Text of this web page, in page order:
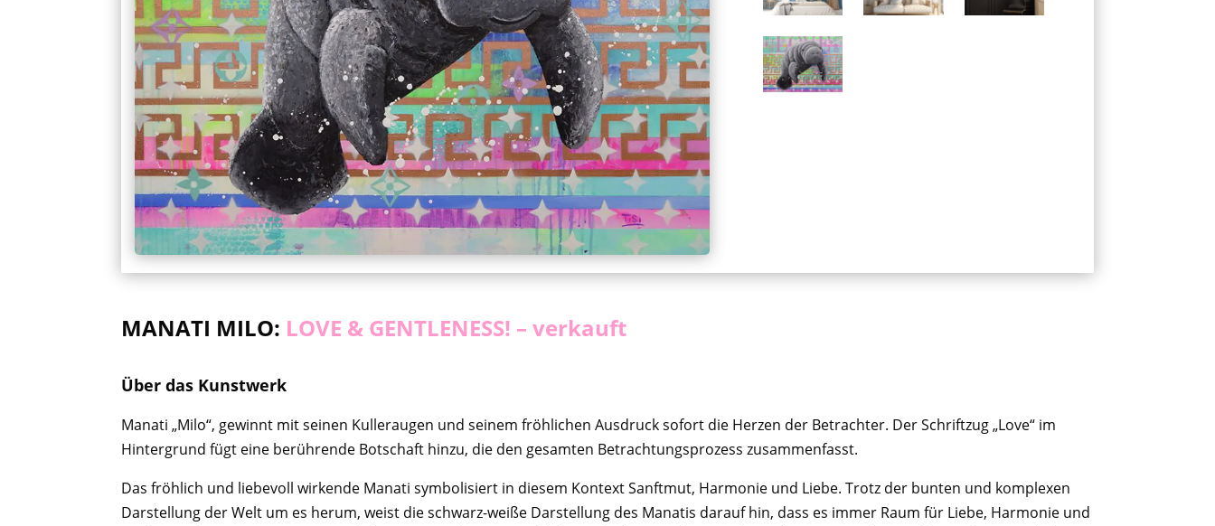
MANATI MILO: LOVE & GENTLENESS! – verkauft
Über das Kunstwerk
Manati „Milo“, gewinnt mit seinen Kulleraugen und seinem fröhlichen Ausdruck sofort die Herzen der Betrachter. Der Schriftzug „Love“ im
Hintergrund fügt eine berührende Botschaft hinzu, die den gesamten Betrachtungsprozess zusammenfasst.
Das fröhlich und liebevoll wirkende Manati symbolisiert in diesem Kontext Sanftmut, Harmonie und Liebe. Trotz der bunten und komplexen
Darstellung der Welt um es herum, weist die schwarz-weiße Darstellung des Manatis darauf hin, dass es immer Raum für Liebe, Harmonie und